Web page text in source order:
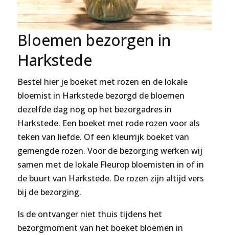
Bloemen bezorgen in
Harkstede
Bestel hier je boeket met rozen en de lokale
bloemist in Harkstede bezorgd de bloemen
dezelfde dag nog op het bezorgadres in
Harkstede. Een boeket met rode rozen voor als
teken van liefde. Of een kleurrijk boeket van
gemengde rozen. Voor de bezorging werken wij
samen met de lokale Fleurop bloemisten in of in
de buurt van Harkstede. De rozen zijn altijd vers
bij de bezorging.
Is de ontvanger niet thuis tijdens het
bezorgmoment van het boeket bloemen in